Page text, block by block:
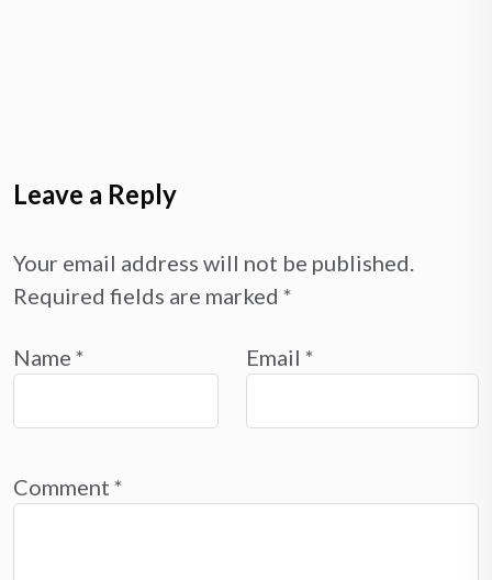
Leave a Reply
Your email address will not be published.
Required fields are marked *
Name * Email *
Comment *